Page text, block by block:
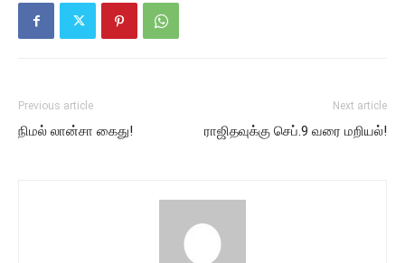
Previous article
நிமல் லான்சா கைது!
Next article
ராஜிதவுக்கு செப்.9 வரை மறியல்!